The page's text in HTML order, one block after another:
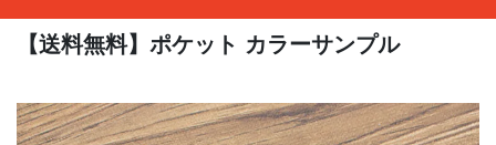
【送料無料】ポケット カラーサンプル